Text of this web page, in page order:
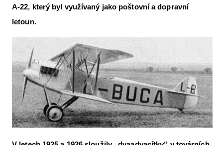
A-22, který byl využívaný jako poštovní a dopravní
letoun.
Pro piloty
Letecká videa
Aktuální FR + archiv
Letecká muzea
VFR Communication app
The SAFE Guide app